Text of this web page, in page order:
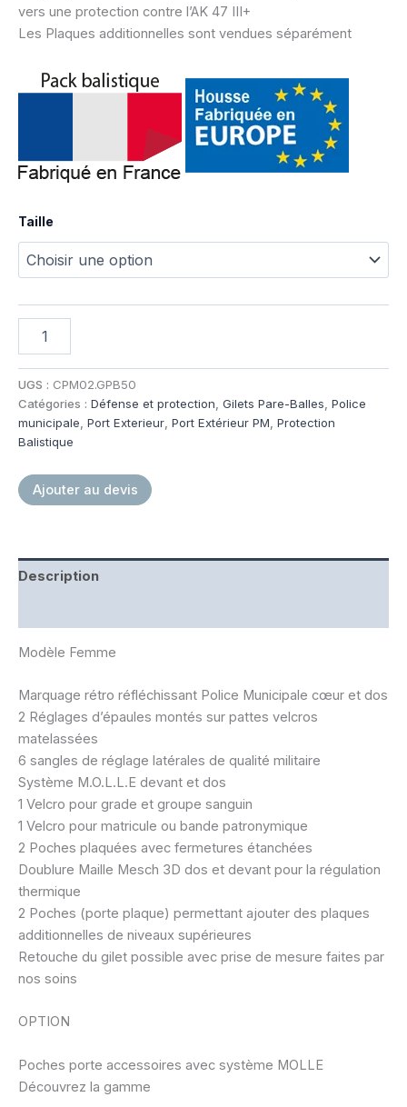
vers une protection contre l’AK 47 III+
Les Plaques additionnelles sont vendues séparément
Taille
TACTICAL
FEMME
POLICE
MUNICIPALE
UGS : CPM02.GPB50
Catégories : Défense et protection Gilets Pare-Balles Police
municipale Port Exterieur Port Extérieur PM Protection
Balistique
Ajouter au devis
Description
Modèle Femme
Marquage rétro réfléchissant Police Municipale cœur et dos
2 Réglages d’épaules montés sur pattes velcros
matelassées
6 sangles de réglage latérales de qualité militaire
Système M.O.L.L.E devant et dos
1 Velcro pour grade et groupe sanguin
1 Velcro pour matricule ou bande patronymique
2 Poches plaquées avec fermetures étanchées
Doublure Maille Mesch 3D dos et devant pour la régulation
thermique
2 Poches (porte plaque) permettant ajouter des plaques
additionnelles de niveaux supérieures
Retouche du gilet possible avec prise de mesure faites par
nos soins
OPTION
Poches porte accessoires avec système MOLLE
Découvrez la gamme